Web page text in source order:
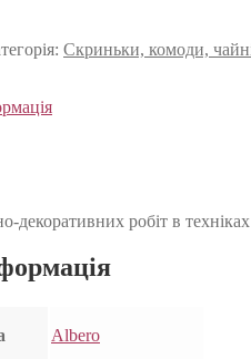
Скриньки, комоди,
декоративних робіт в
Albero